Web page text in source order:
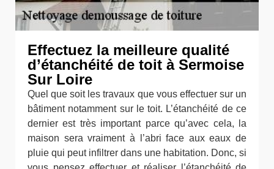
Effectuez la meilleure qualité
d’étanchéité de toit à Sermoise
Sur Loire
Quel que soit les travaux que vous effectuer sur un
bâtiment notamment sur le toit. L’étanchéité de ce
dernier est très important parce qu’avec cela, la
maison sera vraiment à l’abri face aux eaux de
pluie qui peut infiltrer dans une habitation. Donc, si